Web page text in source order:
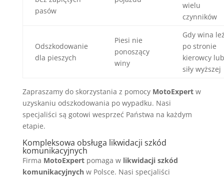
pasów
wielu
czynników
Odszkodowanie
dla pieszych
Piesi nie
ponoszący
winy
Gdy wina
po stronie
kierowcy lub
siły wyższej
Zapraszamy do skorzystania z pomocy MotoExpertw
uzyskaniu odszkodowania po wypadku. Nasi
specjaliści są gotowi wesprzeć Państwa na każdym
etapie.
Kompleksowa obsługa likwidacji szkód
komunikacyjnych
Firma MotoExpertpomaga w likwidacji szkód
komunikacyjnychw Polsce. Nasi specjaliści